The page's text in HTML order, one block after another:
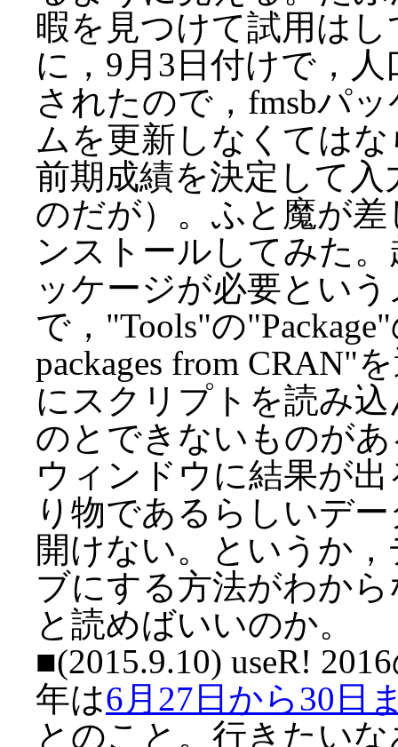
暇を見つけて試用は
に，9月3日付けで，
されたので，fmsbパ
ムを更新しなくては
前期成績を決定して
のだが）。ふと魔が差
ンストールしてみた
ッケージが必要とい
で，"Tools"の
packages from CRAN"
にスクリプトを読み
のとできないものが
ウィンドウに結果が
り物であるらしいデ
開けない。というか
ブにする方法がわか
と読めばいいのか。
■(2015.9.10) useR!
年は6月27日から30日
とのこと。行きたい